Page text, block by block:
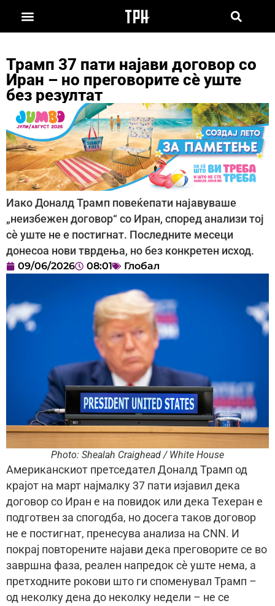
Трамп 37 пати најави договор со
Иран – но преговорите сè уште
без резултат
Иако Доналд Трамп повеќепати најавуваше
„неизбежен договор“ со Иран, според анализи тој
сè уште не е постигнат. Последните месеци
донесоа нови тврдења, но без конкретен исход.
09/06/2026 08:01 Глобал
Photo: Shealah Craighead / White House
Американскиот претседател Доналд Трамп од
крајот на март најмалку 37 пати изјавил дека
договор со Иран е на повидок или дека Техеран е
подготвен за спогодба, но досега таков договор
не е постигнат, пренесува анализа на CNN. И
покрај повторените најави дека преговорите се во
завршна фаза, реален напредок сè уште нема, а
претходните рокови што ги споменувал Трамп –
од неколку дена до неколку недели – не се